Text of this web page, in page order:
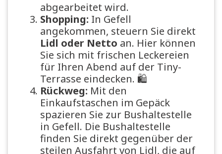
abgearbeitet wird.
Shopping: In Gefell
angekommen, steuern Sie direkt
Lidl oder Netto an. Hier können
Sie sich mit frischen Leckereien
für Ihren Abend auf der Tiny-
Terrasse eindecken. 🛍️
Rückweg: Mit den
Einkaufstaschen im Gepäck
spazieren Sie zur Bushaltestelle
in Gefell. Die Bushaltestelle
finden Sie direkt gegenüber der
steilen Ausfahrt von Lidl, die auf